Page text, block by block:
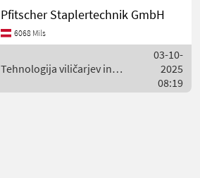
Tragkraft: 3000kg, Hubhöhe:
4800mm, Bauhöhe:
2190mm, Freihub: 1560mm,
Batterie: Lithium-Ionen Bj. 2
Pfitscher Staplertechnik GmbH
6068 Mils
Tehnologija viličarjev in
03-10-
2025
08:19